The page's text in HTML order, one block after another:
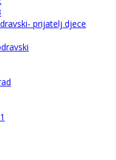
prijatelj djece